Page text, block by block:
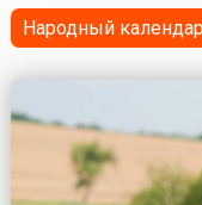
Народный